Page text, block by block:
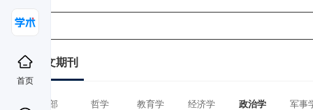
首页
中文期刊
全部 哲学 教育学 经济学 政治学 军事